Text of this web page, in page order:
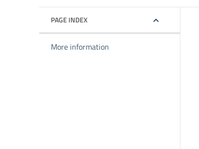
PAGE INDEX
More information